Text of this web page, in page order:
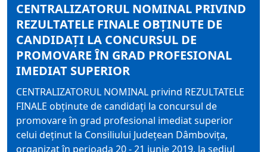
CENTRALIZATORUL NOMINAL PRIVIND
REZULTATELE FINALE OBŢINUTE DE
CANDIDAŢI LA CONCURSUL DE
PROMOVARE ÎN GRAD PROFESIONAL
IMEDIAT SUPERIOR
CENTRALIZATORUL NOMINAL privind REZULTATELE
FINALE obţinute de candidaţi la concursul de
promovare în grad profesional imediat superior
celui deţinut la Consiliului Judeţean Dâmboviţa,
organizat în perioada 20 - 21 iunie 2019, la sediul